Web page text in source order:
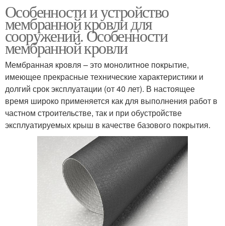
Особенности и устройство
мембранной кровли для
сооружений. Особенности
мембранной кровли
Мембранная кровля – это монолитное покрытие,
имеющее прекрасные технические характеристики и
долгий срок эксплуатации (от 40 лет). В настоящее
время широко применяется как для выполнения работ в
частном строительстве, так и при обустройстве
эксплуатируемых крыш в качестве базового покрытия.